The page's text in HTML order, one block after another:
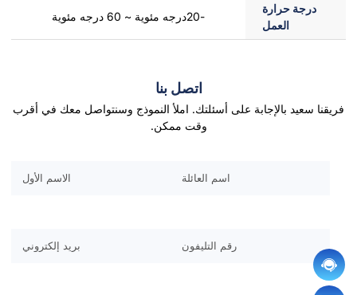
درجة حرارة
العمل
-20درجه مئوية ~ 60 درجه مئوية
اتصل بنا
فريقنا سعيد بالإجابة على أسئلتك. املأ النموذج وسنتواصل معك في أقرب
وقت ممكن.